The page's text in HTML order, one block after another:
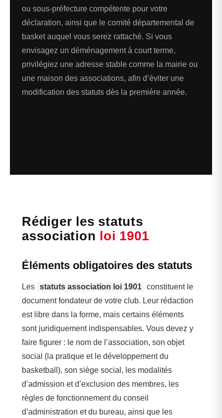
ou sous-préfecture compétente pour votre
déclaration, ainsi que le comité départemental de
basket auquel vous serez rattaché. Si vous
envisagez un déménagement à court terme,
privilégiez une adresse stable comme la mairie ou
une maison des associations, afin d’éviter une
modification des statuts dès la première année.
Rédiger les statuts
association
loi 1901
Éléments obligatoires des statuts
Les statuts association loi 1901 constituent le
document fondateur de votre club. Leur rédaction
est libre dans la forme, mais certains éléments
sont juridiquement indispensables. Vous devez y
faire figurer : le nom de l’association, son objet
social (la pratique et le développement du
basketball), son siège social, les modalités
d’admission et d’exclusion des membres, les
règles de fonctionnement du conseil
d’administration et du bureau, ainsi que les